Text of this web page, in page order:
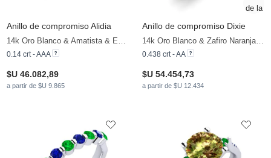
Anillo de compromiso Alidia
14k Oro Blanco & Amatista & Esmeralda
0.14 crt - AAA
$U 46.082,89
a partir de $U 9.865
Anillo de compromiso Dixie
14k Oro Blanco & Zafiro Naranja & Esmeralda
0.438 crt - AA
$U 54.454,73
a partir de $U 12.434